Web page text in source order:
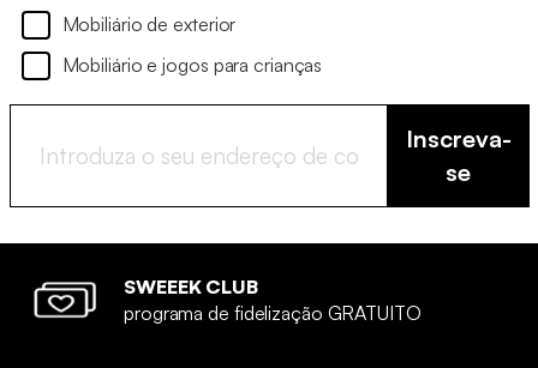
Mobiliário de exterior
Mobiliário e jogos para crianças
Inscreva-
se
SWEEEK CLUB
programa de fidelização GRATUITO